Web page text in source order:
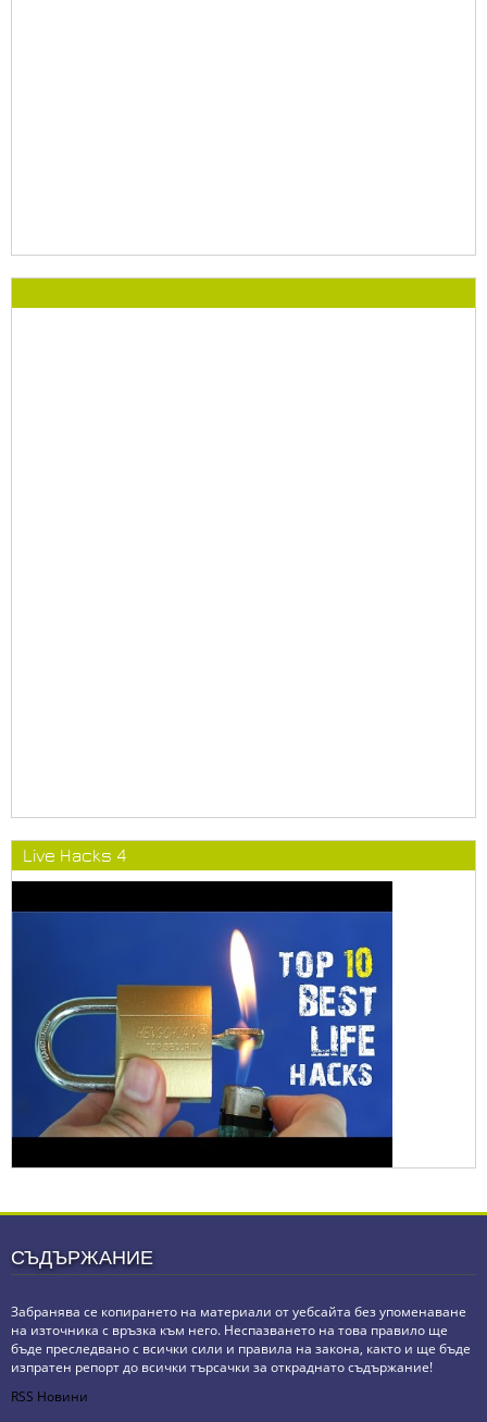
Live Hacks 4
СЪДЪРЖАНИЕ
Забранява се копирането на материали от уебсайта без упоменаване
на източника с връзка към него. Неспазването на това правило ще
бъде преследвано с всички сили и правила на закона, както и ще бъде
изпратен репорт до всички търсачки за откраднато съдържание!
RSS Новини